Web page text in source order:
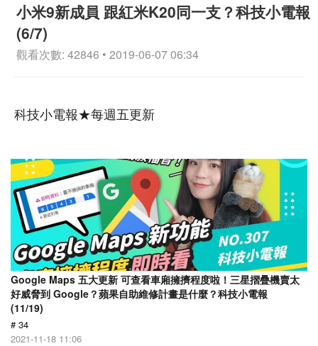
小米9新成員 跟紅米K20同一支？科技小電報
(6/7)
觀看次數: 42846 • 2019-06-07 06:34
科技小電報★每週五更新
Google Maps 五大更新 可查看車廂擁擠程度啦！三星摺疊機賣太
好威脅到 Google？蘋果自助維修計畫是什麼？科技小電報
(11/19)
# 34
2021-11-18 11:06